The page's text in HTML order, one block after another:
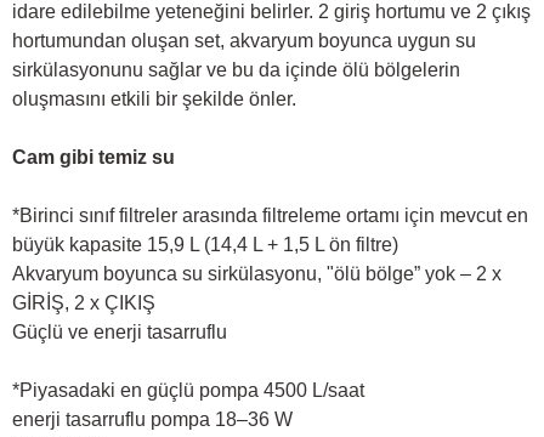
idare edilebilme yeteneğini belirler. 2 giriş hortumu ve 2 çıkış
hortumundan oluşan set, akvaryum boyunca uygun su
sirkülasyonunu sağlar ve bu da içinde ölü bölgelerin
oluşmasını etkili bir şekilde önler.
Cam gibi temiz su
*Birinci sınıf filtreler arasında filtreleme ortamı için mevcut en
büyük kapasite 15,9 L (14,4 L + 1,5 L ön filtre)
Akvaryum boyunca su sirkülasyonu, "ölü bölge” yok – 2 x
GİRİŞ, 2 x ÇIKIŞ
Güçlü ve enerji tasarruflu
*Piyasadaki en güçlü pompa 4500 L/saat
enerji tasarruflu pompa 18–36 W